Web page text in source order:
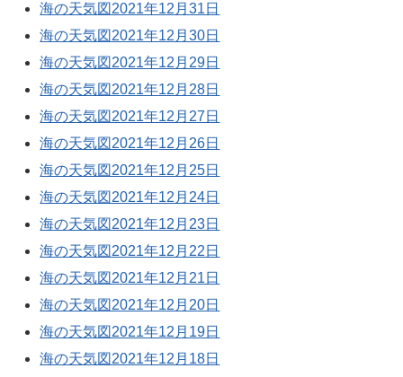
海の天気図2021年12月31日
海の天気図2021年12月30日
海の天気図2021年12月29日
海の天気図2021年12月28日
海の天気図2021年12月27日
海の天気図2021年12月26日
海の天気図2021年12月25日
海の天気図2021年12月24日
海の天気図2021年12月23日
海の天気図2021年12月22日
海の天気図2021年12月21日
海の天気図2021年12月20日
海の天気図2021年12月19日
海の天気図2021年12月18日